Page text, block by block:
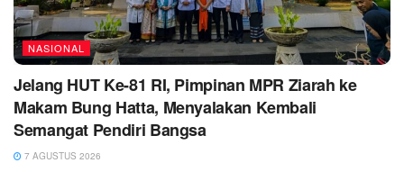
NASIONAL
Jelang HUT Ke-81 RI, Pimpinan MPR Ziarah ke
Makam Bung Hatta, Menyalakan Kembali
Semangat Pendiri Bangsa
7 AGUSTUS 2026